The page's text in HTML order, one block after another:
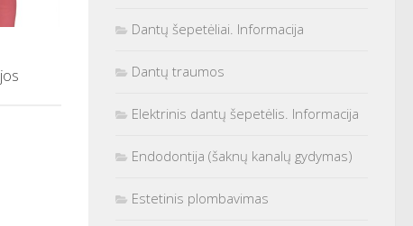
Dantų šepetėliai. Informacija
Dantų traumos
Elektrinis dantų šepetėlis. Informacija
Endodontija (šaknų kanalų gydymas)
Estetinis plombavimas